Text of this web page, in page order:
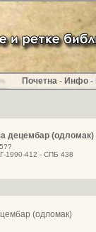
Почетна - Инфо -
децембар (одломак)
1990-412 - СПБ 438
(одломак)